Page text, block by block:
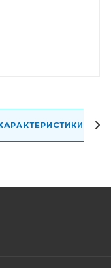
с